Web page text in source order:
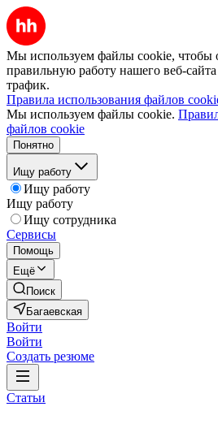
Мы используем файлы cookie, чтобы
правильную работу нашего веб-
трафик.
Правила использования файлов
Мы используем файлы cookie.
файлов cookie
Понятно
Ищу работу
Ищу работу
Ищу работу
Ищу сотрудника
Сервисы
Помощь
Ещё
Поиск
Багаевская
Войти
Войти
Создать резюме
Статьи